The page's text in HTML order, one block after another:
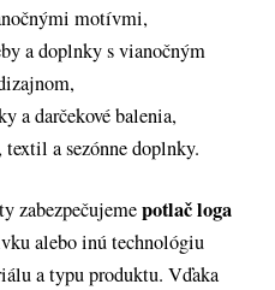
motívmi,
a doplnky s vianočným
a darčekové balenia,
a sezónne doplnky.
zabezpečujemepotlač loga
alebo inú technológiu
a typu produktu. Vďaka